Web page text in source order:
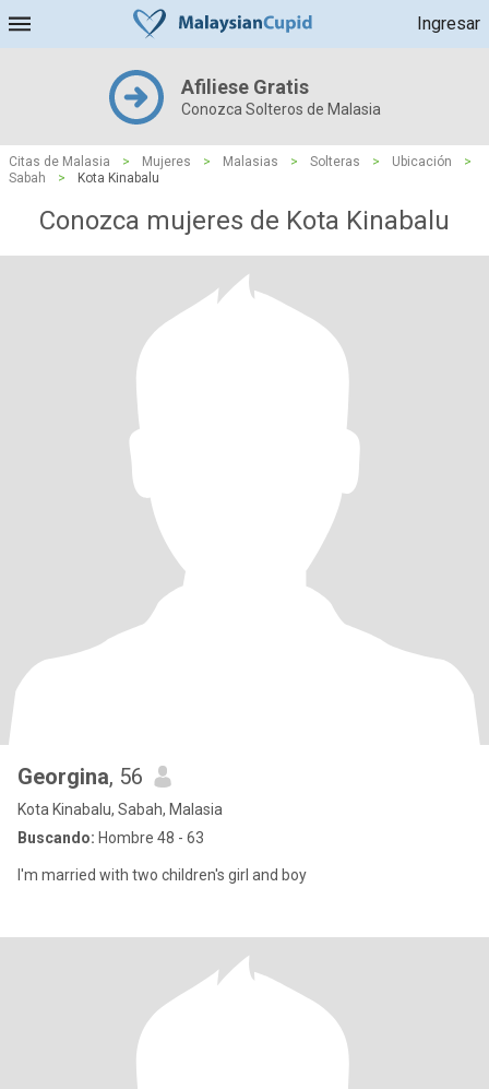
Ingresar
Afiliese Gratis
Conozca Solteros de Malasia
Citas de Malasia > Mujeres > Malasias > Solteras > Ubicación
>
Sabah
> Kota Kinabalu
Conozca mujeres de Kota Kinabalu
Georgina, 56
Kota Kinabalu, Sabah, Malasia
Buscando: Hombre 48 - 63
I'm married with two children's girl and boy